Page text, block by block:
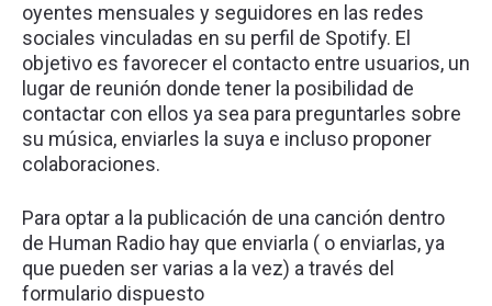
oyentes mensuales y seguidores en las redes
sociales vinculadas en su perfil de Spotify. El
objetivo es favorecer el contacto entre usuarios, un
lugar de reunión donde tener la posibilidad de
contactar con ellos ya sea para preguntarles sobre
su música, enviarles la suya e incluso proponer
colaboraciones.
Para optar a la publicación de una canción dentro
de Human Radio hay que enviarla ( o enviarlas, ya
que pueden ser varias a la vez) a través del
formulario dispuesto